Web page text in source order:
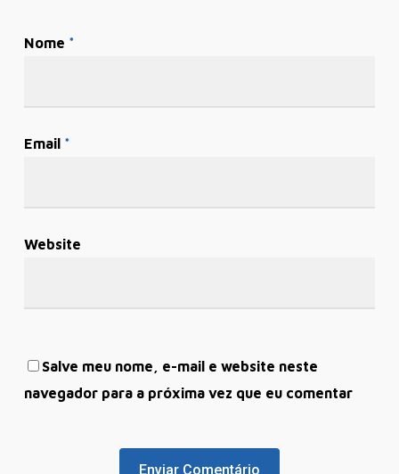
Nome *
Email *
Website
Salve meu nome, e-mail e website neste
navegador para a próxima vez que eu comentar